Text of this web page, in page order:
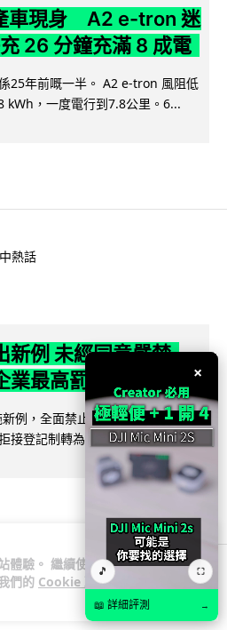
體驗。 繼續使用
們的 Cookie 政
車現身 A2 e-tron 迷
26 分鐘充滿 8 成電
25年前嘅一半。 A2 e-tron 風阻低
kWh，一度電行到7.8公里。6...
熱話
新例 未經同意嚴禁
最高罰 345 萬
例，全面禁止企業未經消費者同意
接登記制轉為「opt-in」先徵同意
×
🎵 ⛶
📖 詳細評測 →